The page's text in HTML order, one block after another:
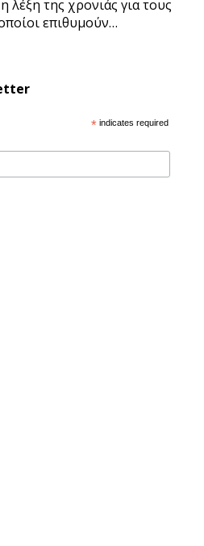
λέξη της χρονιάς για τους
επιθυμούν…
* indicates required